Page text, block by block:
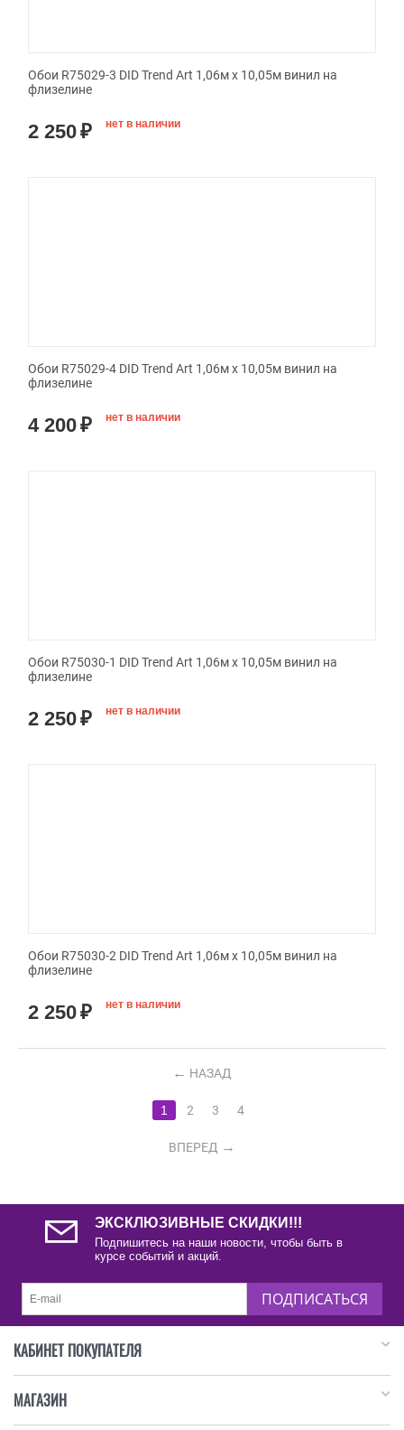
Обои R75029-3 DID Trend Art 1,06м х 10,05м винил на
флизелине
2 250₽ нет в наличии
Обои R75029-4 DID Trend Art 1,06м х 10,05м винил на
флизелине
4 200₽ нет в наличии
Обои R75030-1 DID Trend Art 1,06м х 10,05м винил на
флизелине
2 250₽ нет в наличии
Обои R75030-2 DID Trend Art 1,06м х 10,05м винил на
флизелине
2 250₽ нет в наличии
НАЗАД
1 2 3 4
ВПЕРЕД
ЭКСКЛЮЗИВНЫЕ СКИДКИ!!!
Подпишитесь на наши новости, чтобы быть в
курсе событий и акций.
ПОДПИСАТЬСЯ
КАБИНЕТ ПОКУПАТЕЛЯ
МАГАЗИН